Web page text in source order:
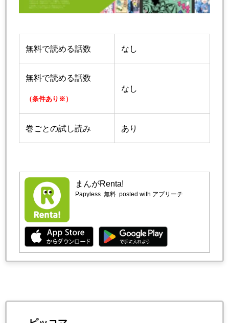
無料で読める話数 なし
無料で読める話数
（条件あり※）
なし
巻ごとの試し読み あり
まんがRenta!
Papyless 無料 posted with アプリーチ